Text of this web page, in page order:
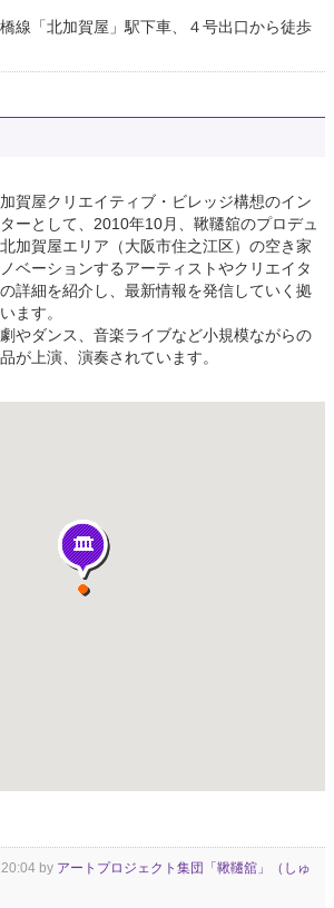
線「北加賀屋」駅下車、４号出口から徒歩
賀屋クリエイティブ・ビレッジ構想のイン
ーとして、2010年10月、鞦韆舘のプロデュ
加賀屋エリア（大阪市住之江区）の空き家
ベーションするアーティストやクリエイタ
詳細を紹介し、最新情報を発信していく拠
ます。
やダンス、音楽ライブなど小規模ながらの
が上演、演奏されています。
by アートプロジェクト集団「鞦韆舘」（しゅ